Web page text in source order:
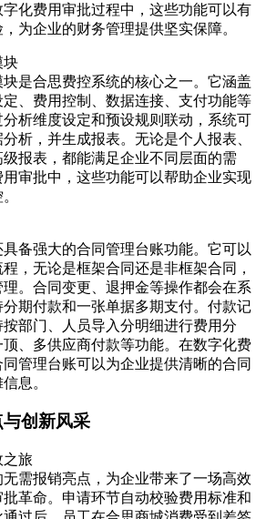
化费用审批过程中，这些功能可以有
为企业的财务管理提供坚实保障。
块
是合思费控系统的核心之一。它涵盖
、费用控制、数据连接、支付功能等
析维度设定和预设规则联动，系统可
析，并生成报表。无论是个人报表、
报表，都能满足企业不同层面的需
审批中，这些功能可以帮助企业实现
备强大的合同管理台账功能。它可以
，无论是框架合同还是非框架合同，
。合同变更、退押金等操作都会在系
期付款和一张单据多期支付。付款记
部门、人员导入分明细进行费用分
、多供应商付款等功能。在数字化费
管理台账可以为企业提供清晰的合同
息。
创新风采
之旅
需报销亮点，为企业带来了一场高效
革命。申请环节自动校验费用标准和